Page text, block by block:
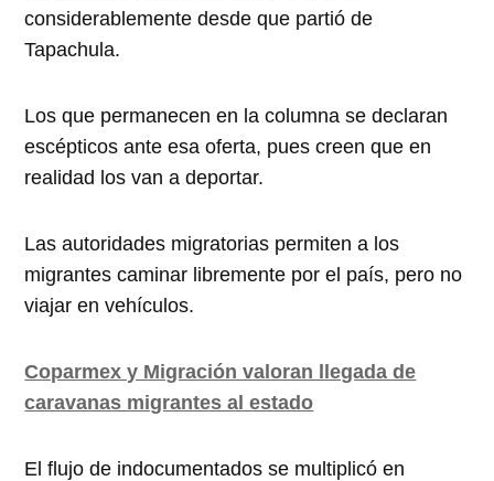
considerablemente desde que partió de
Tapachula.
Los que permanecen en la columna se declaran
escépticos ante esa oferta, pues creen que en
realidad los van a deportar.
Las autoridades migratorias permiten a los
migrantes caminar libremente por el país, pero no
viajar en vehículos.
Coparmex y Migración valoran llegada de
caravanas migrantes al estado
El flujo de indocumentados se multiplicó en